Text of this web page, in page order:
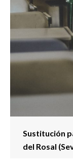
Sustitución
del Rosal